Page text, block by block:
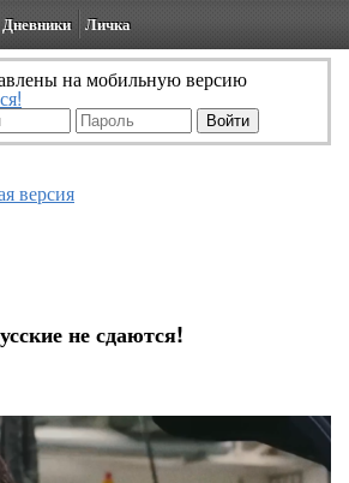
Дневники Личка
на мобильную версию
версия
не сдаются!